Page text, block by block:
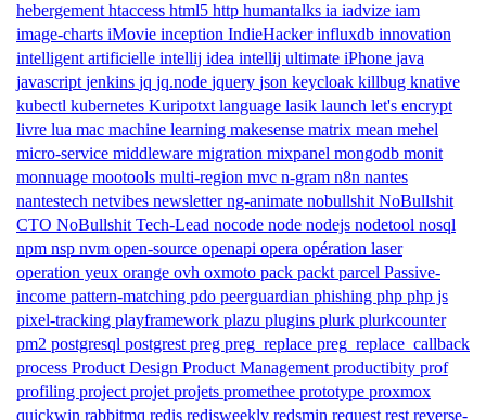
hebergement htaccess html5 http humantalks ia iadvize iam
image-charts iMovie inception IndieHackerinfluxdb innovation
intelligent artificielle intellij idea intellij ultimate iPhone java
javascript jenkins jq jq.node jquery json keycloak killbug knative
kubectl kubernetes Kuripotxt language lasik launch let's encrypt
livre lua mac machine learning makesense matrix mean mehel
micro-service middleware migration mixpanel mongodb monit
monnuage mootools multi-region mvc n-gram n8n nantes
nantestech netvibes newsletterng-animate nobullshit NoBullshit
CTO NoBullshit Tech-Lead nocode node nodejs nodetool nosql
npm nsp nvm open-source openapi opera opération laser
operation yeux orange ovh oxmoto pack packt parcel Passive-
income pattern-matching pdo peerguardian phishing php php js
pixel-tracking playframework plazu plugins plurk plurkcounter
pm2 postgresql postgrest preg preg_replace preg_replace_callback
process Product Design Product Management productibity prof
profiling project projet projets promethee prototype proxmox
quickwin rabbitmq redis redisweekly redsmin request rest reverse-